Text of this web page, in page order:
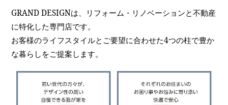
GRAND DESIGNは、リフォーム・リノベーションと不動産
に特化した専門店です。
お客様のライフスタイルとご要望に合わせた4つの柱で豊か
な暮らしをご提案します。